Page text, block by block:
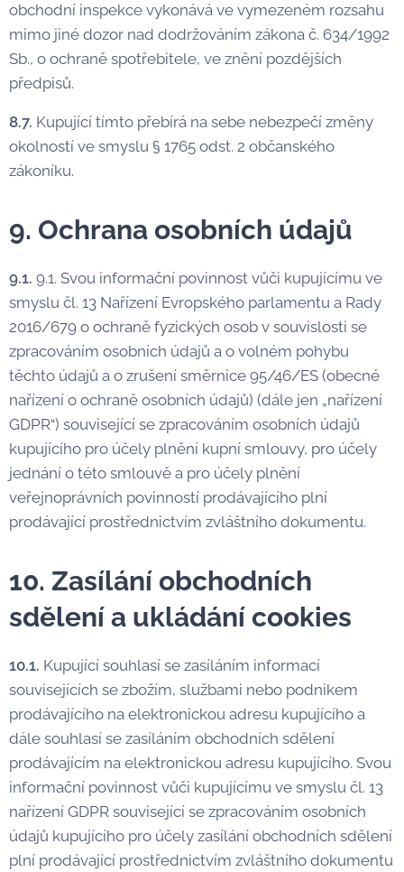
obchodní inspekce vykonává ve vymezeném rozsahu
mimo jiné dozor nad dodržováním zákona č. 634/1992
Sb., o ochraně spotřebitele, ve znění pozdějších
předpisů.
8.7. Kupující tímto přebírá na sebe nebezpečí změny
okolností ve smyslu § 1765 odst. 2 občanského
zákoníku.
9. Ochrana osobních údajů
9.1. 9.1. Svou informační povinnost vůči kupujícímu ve
smyslu čl. 13 Nařízení Evropského parlamentu a Rady
2016/679 o ochraně fyzických osob v souvislosti se
zpracováním osobních údajů a o volném pohybu
těchto údajů a o zrušení směrnice 95/46/ES (obecné
nařízení o ochraně osobních údajů) (dále jen „nařízení
GDPR“) související se zpracováním osobních údajů
kupujícího pro účely plnění kupní smlouvy, pro účely
jednání o této smlouvě a pro účely plnění
veřejnoprávních povinností prodávajícího plní
prodávající prostřednictvím zvláštního dokumentu.
10. Zasílání obchodních
sdělení a ukládání cookies
10.1. Kupující souhlasí se zasíláním informací
souvisejících se zbožím, službami nebo podnikem
prodávajícího na elektronickou adresu kupujícího a
dále souhlasí se zasíláním obchodních sdělení
prodávajícím na elektronickou adresu kupujícího. Svou
informační povinnost vůči kupujícímu ve smyslu čl. 13
nařízení GDPR související se zpracováním osobních
údajů kupujícího pro účely zasílání obchodních sdělení
plní prodávající prostřednictvím zvláštního dokumentu